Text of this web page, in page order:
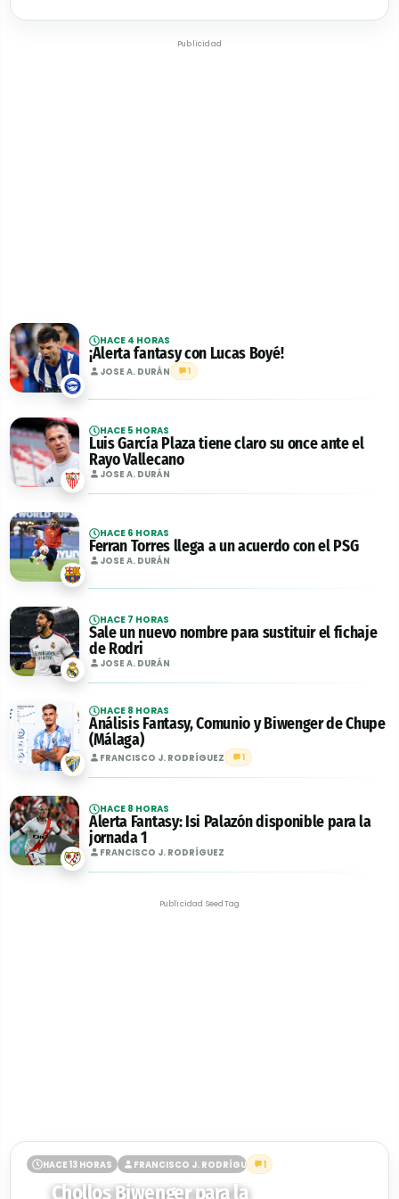
Publicidad
HACE 4 HORAS
¡Alerta fantasy con Lucas Boyé!
JOSE A. DURÁN 1
HACE 5 HORAS
Luis García Plaza tiene claro su once ante el
Rayo Vallecano
JOSE A. DURÁN
HACE 6 HORAS
Ferran Torres llega a un acuerdo con el PSG
JOSE A. DURÁN
HACE 7 HORAS
Sale un nuevo nombre para sustituir el fichaje
de Rodri
JOSE A. DURÁN
HACE 8 HORAS
Análisis Fantasy, Comunio y Biwenger de Chupe
(Málaga)
FRANCISCO J. RODRÍGUEZ 1
HACE 8 HORAS
Alerta Fantasy: Isi Palazón disponible para la
jornada 1
FRANCISCO J. RODRÍGUEZ
Publicidad SeedTag
HACE 13 HORAS FRANCISCO J. RODRÍGUEZ 1
Chollos Biwenger para la